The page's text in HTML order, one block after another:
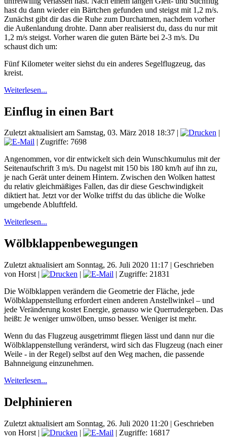
hast du dann wieder ein Bärtchen gefunden und steigst mit 1,2 m/s.
Zunächst gibt dir das die Ruhe zum Durchatmen, nachdem vorher
die Außenlandung drohte. Dann aber realisierst du, dass du nur mit
1,2 m/s steigst. Vorher waren die guten Bärte bei 2-3 m/s. Du
schaust dich um:
Fünf Kilometer weiter siehst du ein anderes Segelflugzeug, das
kreist.
Weiterlesen...
Einflug in einen Bart
Zuletzt aktualisiert am Samstag, 03. März 2018 18:37 |
|
| Zugriffe: 7698
Angenommen, vor dir entwickelt sich dein Wunschkumulus mit der
Seitenaufschrift 3 m/s. Du nagelst mit 150 bis 180 km/h auf ihn zu,
je nach Gerät unter deinem Hintern. Zwischen den Wolken hattest
du relativ gleichmäßiges Fallen, das dir diese Geschwindigkeit
diktiert hat. Jetzt vor der Wolke triffst du das übliche die Wolke
umgebende Abluftfeld.
Weiterlesen...
Wölbklappenbewegungen
Zuletzt aktualisiert am Sonntag, 26. Juli 2020 11:17 | Geschrieben
von Horst | |
| Zugriffe: 21831
Die Wölbklappen verändern die Geometrie der Fläche, jede
Wölbklappenstellung erfordert einen anderen Anstellwinkel – und
jede Veränderung kostet Energie, genauso wie Querrudergeben. Das
heißt: Je weniger umwölben, umso besser. Weniger ist mehr.
Wenn du das Flugzeug ausgetrimmt fliegen lässt und dann nur die
Wölbklappenstellung veränderst, wird sich das Flugzeug (nach einer
Weile - in der Regel) selbst auf den Weg machen, die passende
Bahnneigung einzunehmen.
Weiterlesen...
Delphinieren
Zuletzt aktualisiert am Sonntag, 26. Juli 2020 11:20 | Geschrieben
von Horst | |
| Zugriffe: 16817